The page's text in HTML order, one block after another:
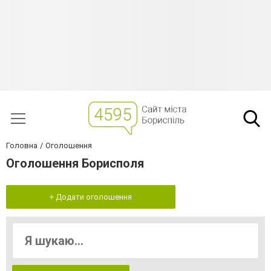
Головна Оголошення
Оголошення Борисполя
+ Додати оголошення